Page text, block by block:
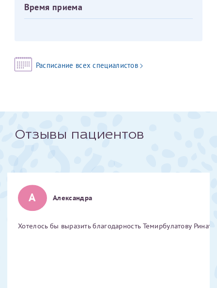
Время приема
Расписание всех специалистов
Отзывы пациентов
А Александра
Хотелось бы выразить благодарность Темирбулатову
Отчество*
налогоплательщика
За год/годы
2022
2023
2024